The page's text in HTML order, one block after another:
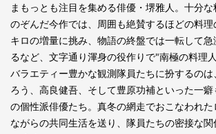
まもっとも注目を集める俳優・堺雅人。十分
のぞんだ今作では、周囲も絶賛するほどの料
キロの増量に挑み、物語の終盤では一転して
るなど、文字通り渾身の役作りで"南極の料理
バラエティー豊かな観測隊員たちに扮するの
ろう、高良健吾、そして豊原功補といった一
の個性派俳優たち。真冬の網走でおこなわれた
ながらの共同生活を送り、隊員たちの密接な関